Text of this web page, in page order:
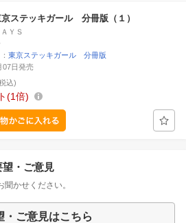
ステッキガール 分冊版（１）
ＹＳ
東京ステッキガール 分冊版
07日発売
込)
1倍
・ご意見
かせください。
・ご意見はこちら